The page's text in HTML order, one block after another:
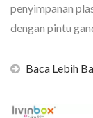
penyimpanan
dengan pintu
dirancang...
Baca Lebih